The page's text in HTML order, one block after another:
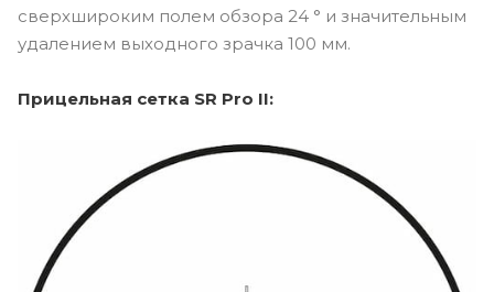
сверхшироким полем обзора 24 ° и значительным
удалением выходного зрачка 100 мм.
Прицельная сетка SR Pro II: